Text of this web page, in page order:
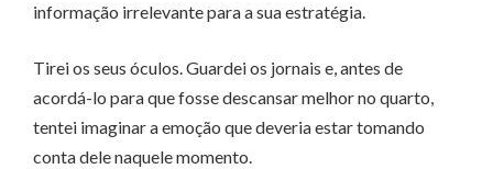
informação irrelevante para a sua estratégia.
Tirei os seus óculos. Guardei os jornais e, antes de
acordá-lo para que fosse descansar melhor no quarto,
tentei imaginar a emoção que deveria estar tomando
conta dele naquele momento.